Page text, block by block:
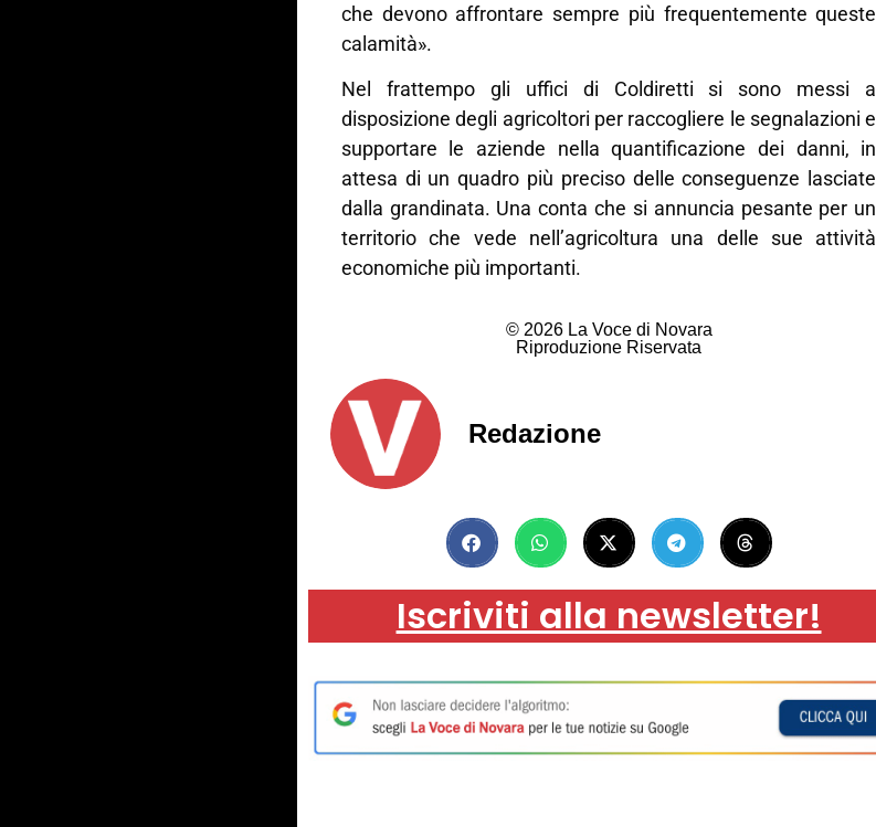
che devono affrontare sempre più frequentemente queste
calamità».
Nel frattempo gli uffici di Coldiretti si sono messi a
disposizione degli agricoltori per raccogliere le segnalazioni e
supportare le aziende nella quantificazione dei danni, in
attesa di un quadro più preciso delle conseguenze lasciate
dalla grandinata. Una conta che si annuncia pesante per un
territorio che vede nell’agricoltura una delle sue attività
economiche più importanti.
© 2026 La Voce di Novara
Riproduzione Riservata
Redazione
Iscriviti alla newsletter!